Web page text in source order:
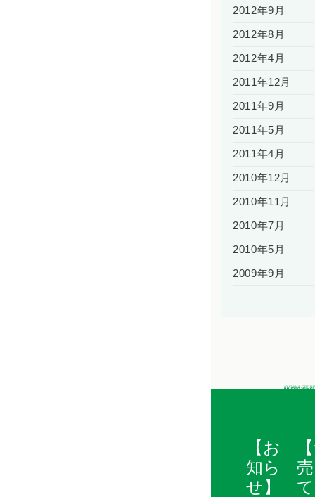
2012年9月
2012年8月
2012年4月
2011年12月
2011年9月
2011年5月
2011年4月
2010年12月
2010年11月
2010年7月
2010年5月
2009年9月
【お
知ら
せ】